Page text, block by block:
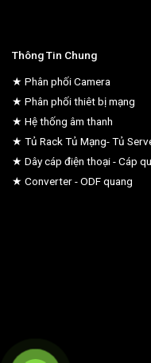
Thông Tin Chung
★ Phân phối Camera
★ Phân phối thiêt bị mạng
★ Hệ thống âm thanh
★ Tủ Rack Tủ Mạng- Tủ
★ Dây cáp điện thoại - Cáp
★ Converter - ODF quang